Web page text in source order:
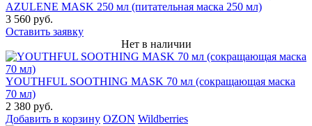
AZULENE MASK 250 мл (питательная маска 250 мл)
3 560 руб.
Оставить заявку
Нет в наличии
YOUTHFUL SOOTHING MASK 70 мл (сокращающая маска
70 мл)
2 380 руб.
Добавить в корзину OZON Wildberries